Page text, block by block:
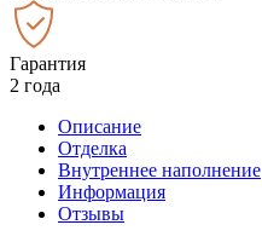
Гарантия
2 года
Описание
Отделка
Внутреннее наполнение
Информация
Отзывы